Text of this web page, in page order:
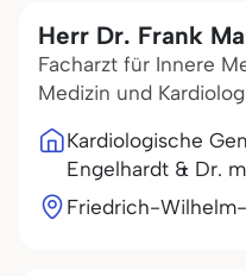
Herr Dr. Frank
Facharzt für Innere
Medizin und
Kardiologische
Engelhardt & Dr.
Friedrich-